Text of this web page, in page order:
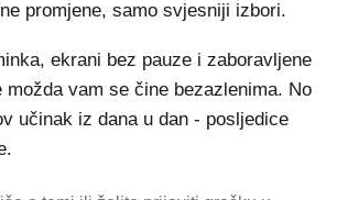
promjene, samo svjesniji izbori.
ekrani bez pauze i zaboravljene
možda vam se čine bezazlenima. No
učinak iz dana u dan - posljedice